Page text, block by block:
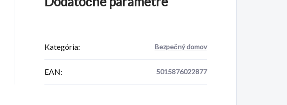
Kategória: Bezpečný domov
EAN: 5015876022877